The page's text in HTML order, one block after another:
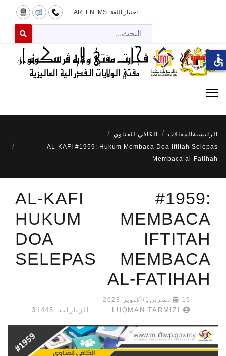
اختيار اللغة: MS
EN
AR
for results.
الرئيسية المقالات
الكافي للفتاوي
AL-KAFI #1959: Hukum Membaca Doa Iftitah Selepas
Membaca al-Fatihah
AL-KAFI #1959:
HUKUM MEMBACA
DOA IFTITAH
SELEPAS MEMBACA
AL-FATIHAH
19 تشرين1/أكتوير 2023
LUQMAN TARMIZI الزيارات: 31445
accessible